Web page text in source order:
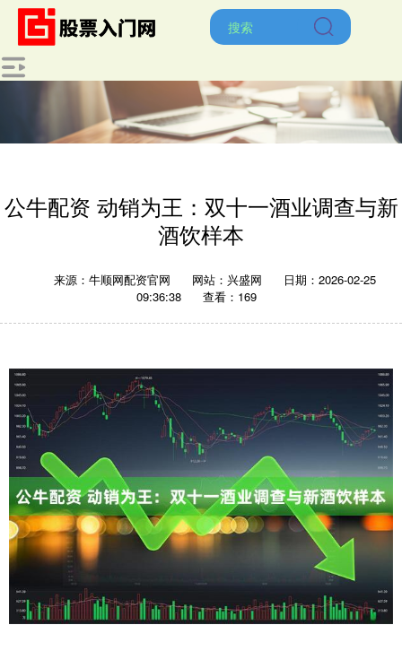
公牛配资 动销为王：双十一酒业调查与新
酒饮样本
来源：牛顺网配资官网 网站：兴盛网
日期：2026-02-25
09:36:38
查看：169